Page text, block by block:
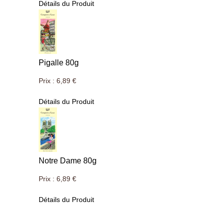
Détails du Produit
Pigalle 80g
Prix : 6,89 €
Détails du Produit
Notre Dame 80g
Prix : 6,89 €
Détails du Produit